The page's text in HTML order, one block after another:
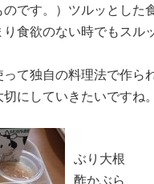
です。）ツルッとした
食欲のない時でもスル
て独自の料理法で作ら
にしていきたいですね
ぶり大根
酢かぶら